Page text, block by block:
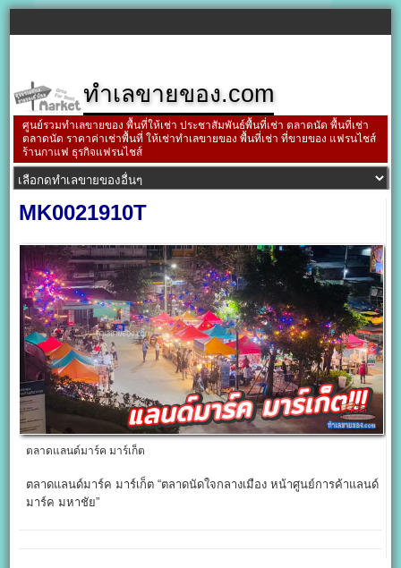
ทำเลขายของ.com
ศูนย์รวมทำเลขายของ พื้นที่ให้เช่า ประชาสัมพันธ์พื้นที่เช่า ตลาดนัด พื้นที่เช่า
ตลาดนัด ราคาค่าเช่าพื้นที่ ให้เช่าทำเลขายของ พื้นที่เช่า ที่ขายของ แฟรนไชส์
ร้านกาแฟ ธุรกิจแฟรนไชส์
MK0021910T
ตลาดแลนด์มาร์ค มาร์เก็ต
ตลาดแลนด์มาร์ค มาร์เก็ต “ตลาดนัดใจกลางเมือง หน้าศูนย์การค้าแลนด์
มาร์ค มหาชัย”